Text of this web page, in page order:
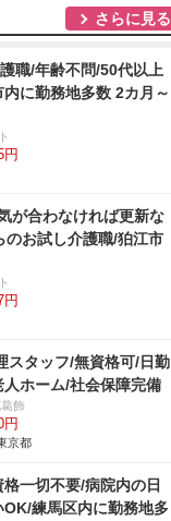
さらに見る
職/年齢不問/50代以上
に勤務地多数 2カ月～
円
が合わなければ更新な
のお試し介護職/狛江市
円
スタッフ/無資格可/日勤
ホーム/社会保障完備
飾
円
京都
一切不要/病院内の日
練馬区内に勤務地多